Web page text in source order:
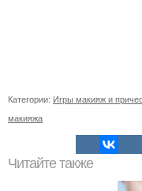
Категории: Игры макияж и
макияжа
Читайте также